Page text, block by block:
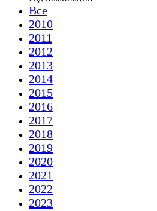
Все
2010
2011
2012
2013
2014
2015
2016
2017
2018
2019
2020
2021
2022
2023